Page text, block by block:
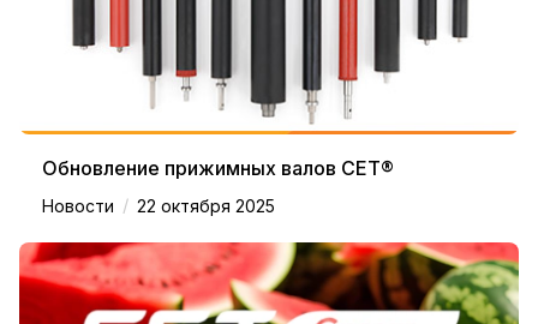
Обновление прижимных валов CET®
Новости / 22 октября 2025